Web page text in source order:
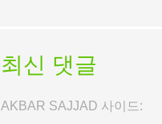
최신 댓글
AKBAR SAJJAD 사이드: